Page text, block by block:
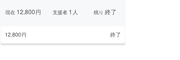
現在 12,800円 支援者 1 人 残り 終了
12,800円 終了